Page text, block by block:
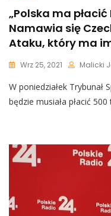
„Polska ma
Namawia się
Ataku, który ma
Wrz 25, 2021 Malicki
W poniedziałek Trybunał
będzie musiała płacić